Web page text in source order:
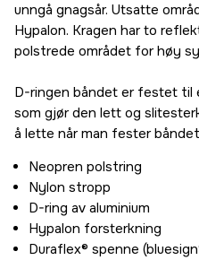
unngå gnagsår. Utsatte
Hypalon. Kragen har to
polstrede området for høy
D-ringen båndet er festet til
som gjør den lett og
å lette når man fester
Neopren polstring
Nylon stropp
D-ring av aluminium
Hypalon forsterkning
Duraflex® spenne